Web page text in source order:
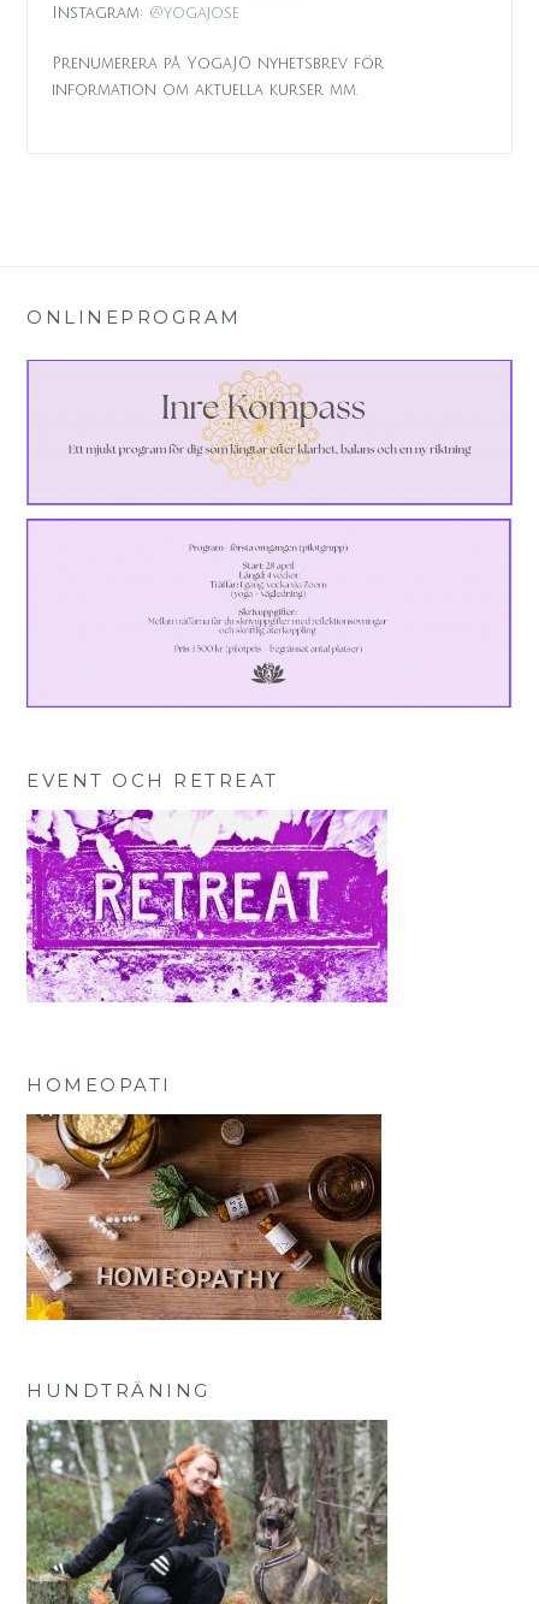
Instagram: @yogajo.se
Prenumerera på YogaJO nyhetsbrev för
information om aktuella kurser mm.
ONLINEPROGRAM
EVENT OCH RETREAT
HOMEOPATI
HUNDTRÄNING